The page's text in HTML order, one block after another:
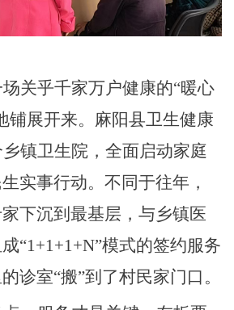
关乎千家万户健康的“暖心
铺展开来。麻阳县卫生健康
乡镇卫生院，全面启动家庭
实事行动。不同于往年，
下沉到最基层，与乡镇医
“1+1+1+N”模式的签约服务
诊室“搬”到了村民家门口。